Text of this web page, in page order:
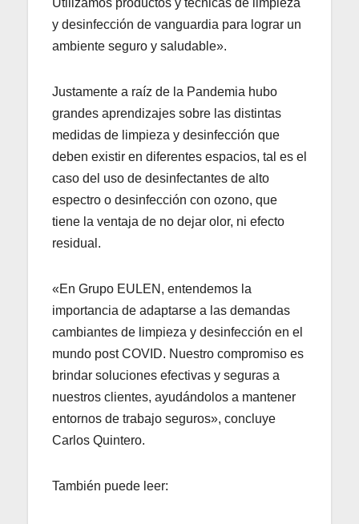
Utilizamos productos y técnicas de limpieza
y desinfección de vanguardia para lograr un
ambiente seguro y saludable».
Justamente a raíz de la Pandemia hubo
grandes aprendizajes sobre las distintas
medidas de limpieza y desinfección que
deben existir en diferentes espacios, tal es el
caso del uso de desinfectantes de alto
espectro o desinfección con ozono, que
tiene la ventaja de no dejar olor, ni efecto
residual.
«En Grupo EULEN, entendemos la
importancia de adaptarse a las demandas
cambiantes de limpieza y desinfección en el
mundo post COVID. Nuestro compromiso es
brindar soluciones efectivas y seguras a
nuestros clientes, ayudándolos a mantener
entornos de trabajo seguros», concluye
Carlos Quintero.
También puede leer: